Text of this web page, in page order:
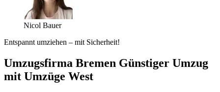
Nicol Bauer
Entspannt umziehen – mit Sicherheit!
Umzugsfirma Bremen Günstiger Umzug
mit Umzüge West